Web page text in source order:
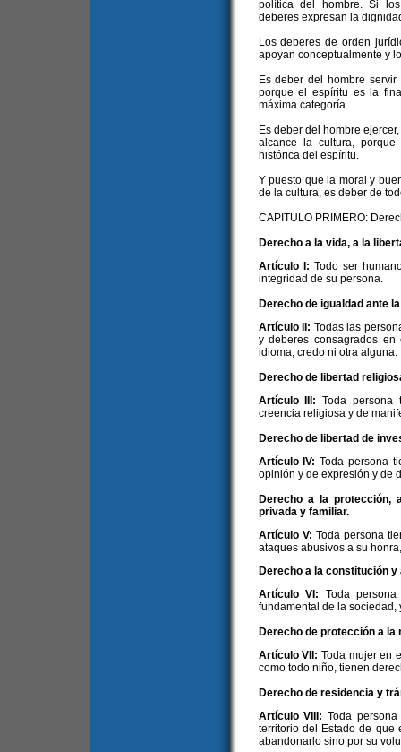
política del hombre. Si
deberes expresan la
Los deberes de orden
apoyan conceptualmente y
Es deber del hombre
porque el espíritu es la
máxima categoría.
Es deber del hombre
alcance la cultura,
histórica del espíritu.
Y puesto que la moral y
de la cultura, es deber de
CAPITULO PRIMERO:
Derecho a la vida, a la
Artículo I: Todo ser
integridad de su persona.
Derecho de igualdad ante
Artículo II: Todas las
y deberes consagrados
idioma, credo ni otra alguna.
Derecho de libertad
Artículo III:Toda persona
creencia religiosa y de
Derecho de libertad de
Artículo IV:Toda persona
opinión y de expresión y de
Derecho a la protección,
privada y familiar.
Artículo V: Toda persona
ataques abusivos a su
Derecho a la constitución
Artículo VI: Toda
fundamental de la sociedad,
Derecho de protección a la
Artículo VII: Toda mujer en
como todo niño, tienen
Derecho de residencia y
Artículo VIII:Toda
territorio del Estado de que
abandonarlo sino por su